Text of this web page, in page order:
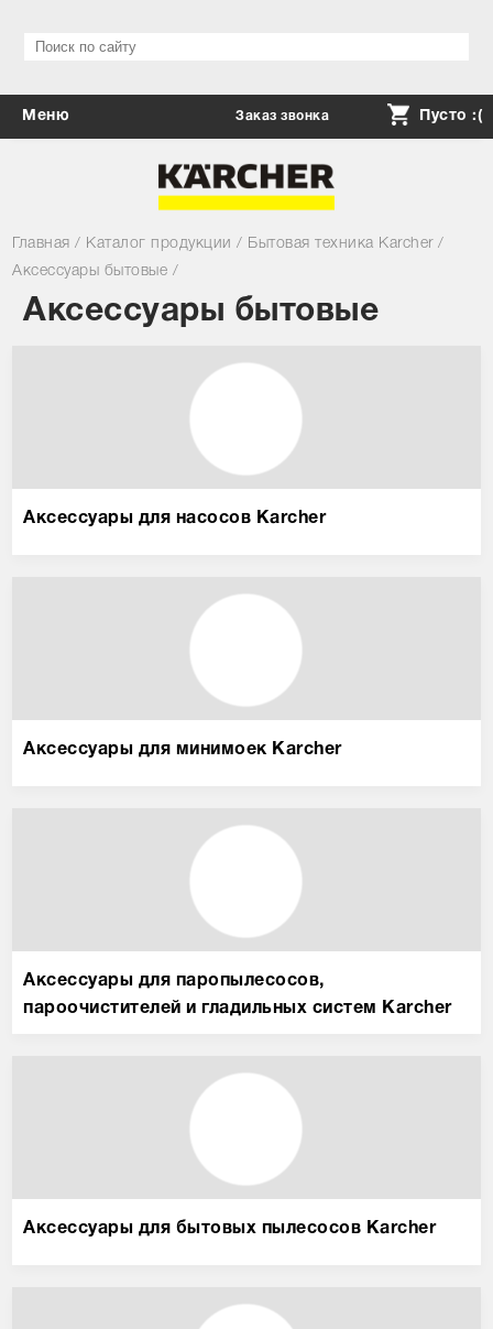
Главная / Каталог продукции / Бытовая техника Karcher /
Аксессуары бытовые /
Аксессуары бытовые
Аксессуары для насосов Karcher
Аксессуары для минимоек Karcher
Аксессуары для паропылесосов,
пароочистителей и гладильных систем Karcher
Аксессуары для бытовых пылесосов Karcher
Меню
Сервис
Заказ звонка Пусто :(
Сравнение товаров